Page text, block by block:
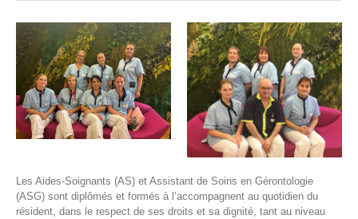
Les Aides-Soignants (AS) et Assistant de Soins en Gérontologie
(ASG) sont diplômés et formés à l’accompagnent au quotidien du
résident, dans le respect de ses droits et sa dignité, tant au niveau